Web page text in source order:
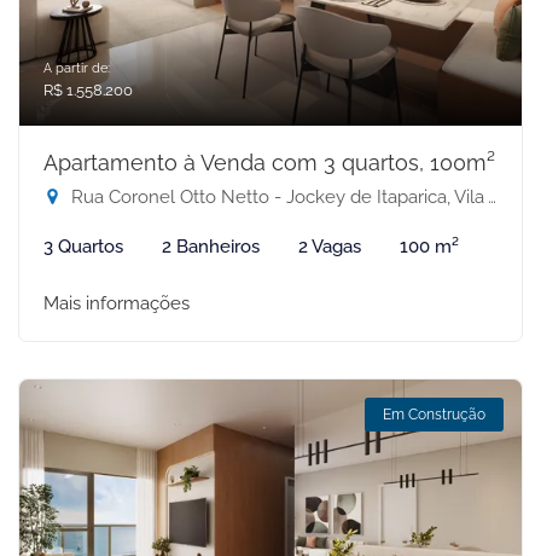
A partir de:
R$ 1.558.200
Apartamento à Venda com 3 quartos, 100m²
Rua Coronel Otto Netto - Jockey de Itaparica, Vila Velha-ES
3 Quartos 2 Banheiros 2 Vagas 100 m²
Mais informações
Em Construção